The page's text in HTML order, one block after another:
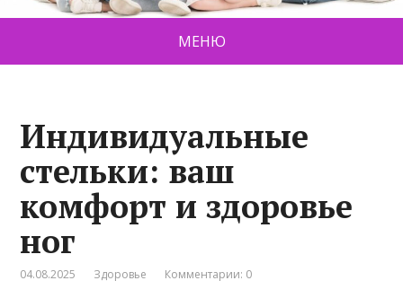
МЕНЮ
Индивидуальные
стельки: ваш
комфорт и здоровье
ног
04.08.2025 Здоровье Комментарии: 0